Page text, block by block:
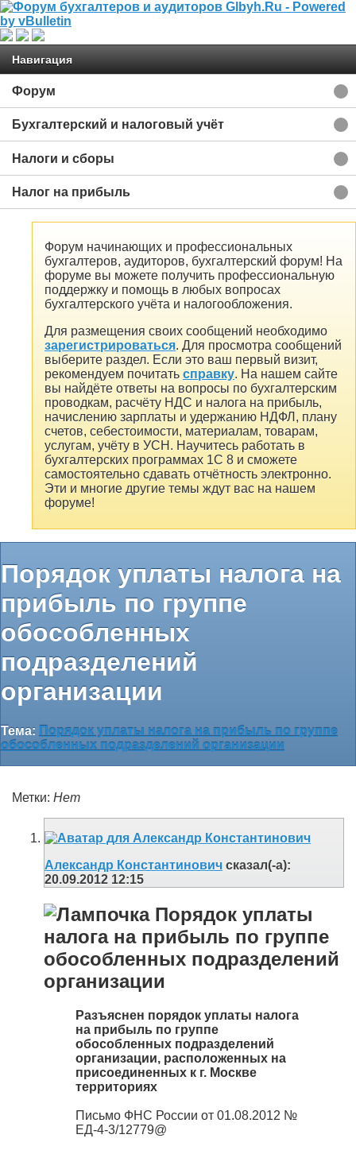
Навигация
Форум
Бухгалтерский и налоговый учёт
Налоги и сборы
Налог на прибыль
Форум начинающих и профессиональных
бухгалтеров, аудиторов, бухгалтерский форум! На
форуме вы можете получить профессиональную
поддержку и помощь в любых вопросах
бухгалтерского учёта и налогообложения.
Для размещения своих сообщений необходимо
зарегистрироваться. Для просмотра сообщений
выберите раздел. Если это ваш первый визит,
рекомендуем почитать справку. На нашем сайте
вы найдёте ответы на вопросы по бухгалтерским
проводкам, расчёту НДС и налога на прибыль,
начислению зарплаты и удержанию НДФЛ, плану
счетов, себестоимости, материалам, товарам,
услугам, учёту в УСН. Научитесь работать в
бухгалтерских программах 1С 8 и сможете
самостоятельно сдавать отчётность электронно.
Эти и многие другие темы ждут вас на нашем
форуме!
Порядок уплаты налога на
прибыль по группе
обособленных
подразделений
организации
Тема: Порядок уплаты налога на прибыль по группе
обособленных подразделений организации
Метки: Нет
Александр Константинович сказал(-а):
20.09.2012 12:15
Порядок уплаты
налога на прибыль по группе
обособленных подразделений
организации
Разъяснен порядок уплаты налога
на прибыль по группе
обособленных подразделений
организации, расположенных на
присоединенных к г. Москве
территориях
Письмо ФНС России от 01.08.2012 №
ЕД-4-3/12779@